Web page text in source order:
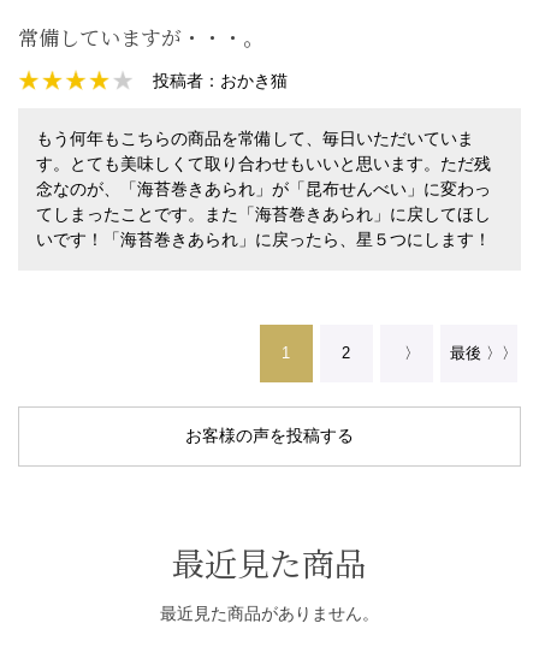
常備していますが・・・。
投稿者： おかき猫
もう何年もこちらの商品を常備して、毎日いただいていま
す。とても美味しくて取り合わせもいいと思います。ただ残
念なのが、「海苔巻きあられ」が「昆布せんべい」に変わっ
てしまったことです。また「海苔巻きあられ」に戻してほし
いです！「海苔巻きあられ」に戻ったら、星５つにします！
1 2 〉 最後 〉〉
お客様の声を投稿する
最近見た商品
最近見た商品がありません。